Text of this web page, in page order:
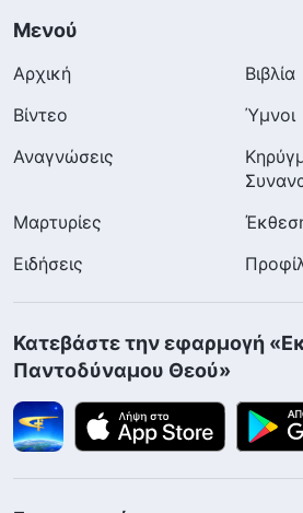
Μενού
Αρχική
Βιβλία
Βίντεο
Ύμνοι
Αναγνώσεις
Μαρτυρίες
Ειδήσεις
Κατεβάστε την εφαρμογή
Παντοδύναμου Θεού»